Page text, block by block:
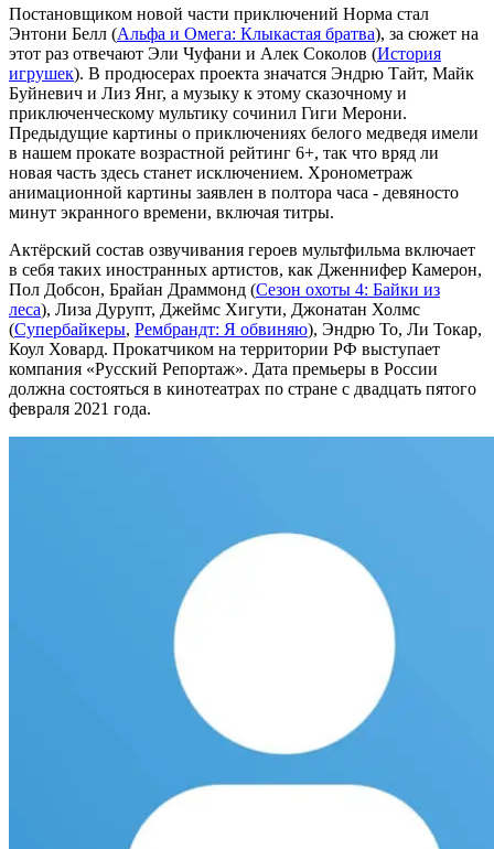
Постановщиком новой части приключений Норма стал
Энтони Белл (Альфа и Омега: Клыкастая братва), за сюжет на
этот раз отвечают Эли Чуфани и Алек Соколов (История
игрушек). В продюсерах проекта значатся Эндрю Тайт, Майк
Буйневич и Лиз Янг, а музыку к этому сказочному и
приключенческому мультику сочинил Гиги Мерони.
Предыдущие картины о приключениях белого медведя имели
в нашем прокате возрастной рейтинг 6+, так что вряд ли
новая часть здесь станет исключением. Хронометраж
анимационной картины заявлен в полтора часа - девяносто
минут экранного времени, включая титры.
Актёрский состав озвучивания героев мультфильма включает
в себя таких иностранных артистов, как Дженнифер Камерон,
Пол Добсон, Брайан Драммонд (Сезон охоты 4: Байки из
леса), Лиза Дурупт, Джеймс Хигути, Джонатан Холмс
(Супербайкеры, Рембрандт: Я обвиняю), Эндрю То, Ли Токар,
Коул Ховард. Прокатчиком на территории РФ выступает
компания «Русский Репортаж». Дата премьеры в России
должна состояться в кинотеатрах по стране с двадцать пятого
февраля 2021 года.